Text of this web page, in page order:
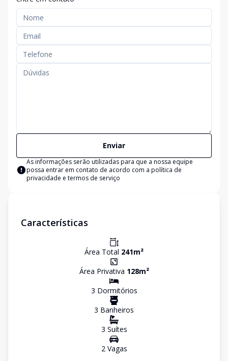
Enviar
As informações serão utilizadas para que a nossa equipe
possa entrar em contato de acordo com a política de
privacidade e termos de serviço
Características
Área Total 241m²
Área Privativa 128m²
3 Dormitórios
3 Banheiros
3 Suítes
2Vagas